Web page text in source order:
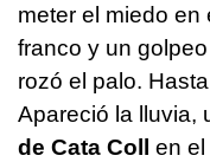
meter el miedo en
franco y un
rozó el palo.
Apareció la lluvia,
de Cata Coll en el